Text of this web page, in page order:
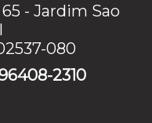
- Jardim Sao
080
2310